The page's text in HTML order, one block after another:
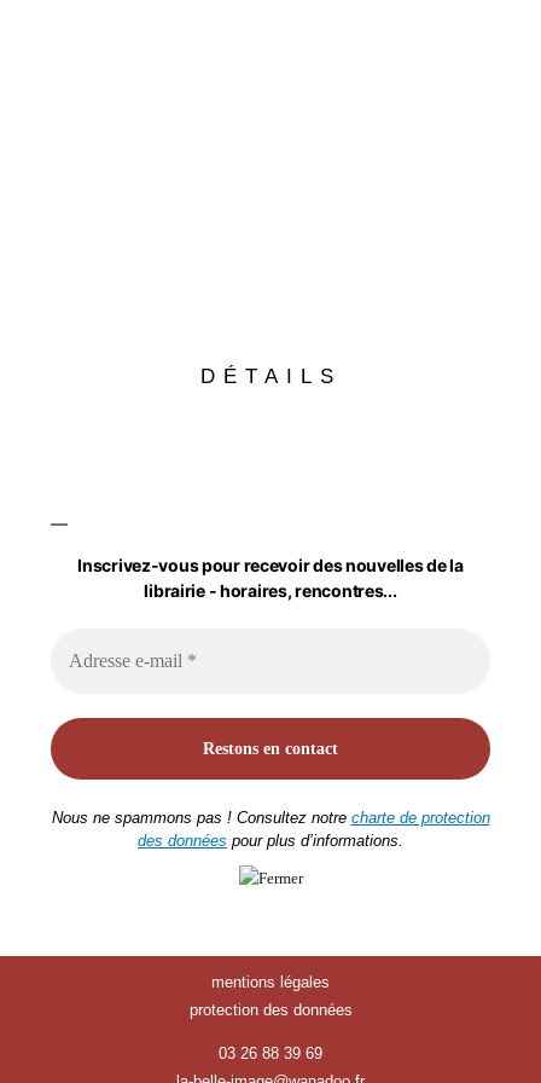
DÉTAILS
Inscrivez-vous pour recevoir des nouvelles de la
librairie - horaires, rencontres...
Nous ne spammons pas ! Consultez notre charte de protection
des données pour plus d’informations.
mentions légales
protection des données
03 26 88 39 69